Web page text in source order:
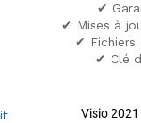
✔
✔ Mises à
✔ Fichiers
✔ Clé
Visio